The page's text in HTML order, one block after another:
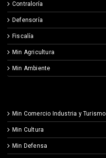
Contraloría
Defensoría
Fiscalía
Min Agricultura
Min Ambiente
Min Comercio Industria y Turismo
Min Cultura
Min Defensa